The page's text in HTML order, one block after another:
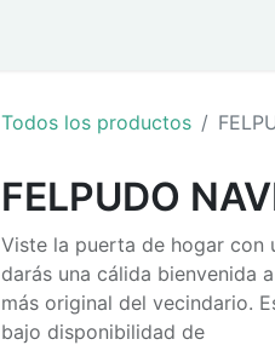
Todos los productos
FELPUDO
Viste la puerta de hogar con
darás una cálida bienvenida
más original del vecindario.
bajo disponibilidad de